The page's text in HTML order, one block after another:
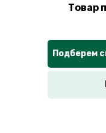
Товар
Подберем